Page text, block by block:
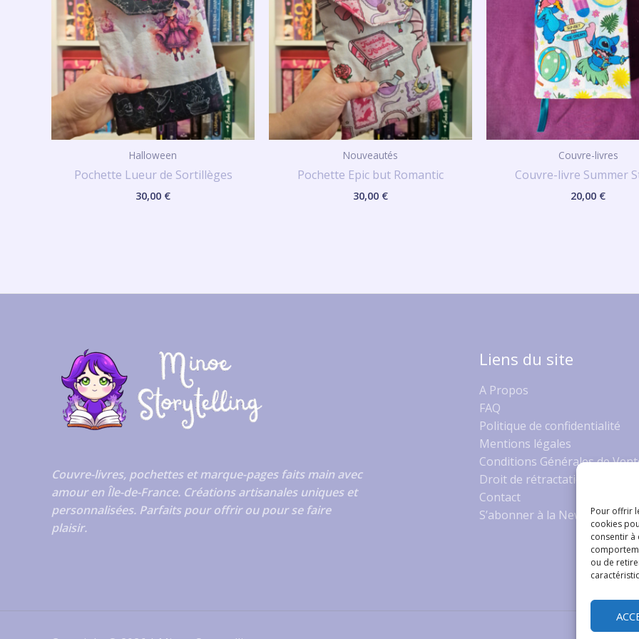
Pour offrir
cookies
consentir à
ou de
Halloween
Pochette Lueur de Sortillèges
30,00 €
Nouveautés
Pochette Epic but Romantic
30,00 €
Couvre-livres
Couvre-livre Summer
20,00 €
Couvre-livres, pochettes et marque-pages faits main avec
amour en Île-de-France. Créations artisanales uniques et
personnalisées. Parfaits pour offrir ou pour se faire
plaisir.
Liens du site
A Propos
FAQ
Politique de confidentialité
Mentions légales
Conditions Générales de
Droit de rétractation
Contact
S’abonner à la Newsletter